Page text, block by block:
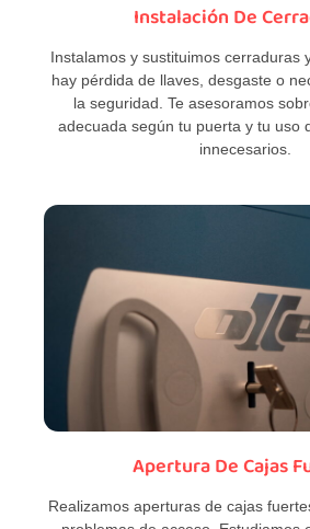
Instalación De
Instalamos y sustituimos cerraduras
hay pérdida de llaves, desgaste o
la seguridad. Te asesoramos
adecuada según tu puerta y tu uso
innecesarios.
Apertura De Cajas
Realizamos aperturas de cajas